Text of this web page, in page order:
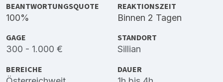
BEANTWORTUNGSQUOTE
100%
REAKTIONSZEIT
Binnen 2 Tagen
GAGE
300 - 1.000 €
STANDORT
Sillian
BEREICHE DAUER